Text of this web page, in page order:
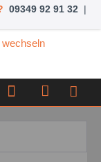
09349 92 91 32 |